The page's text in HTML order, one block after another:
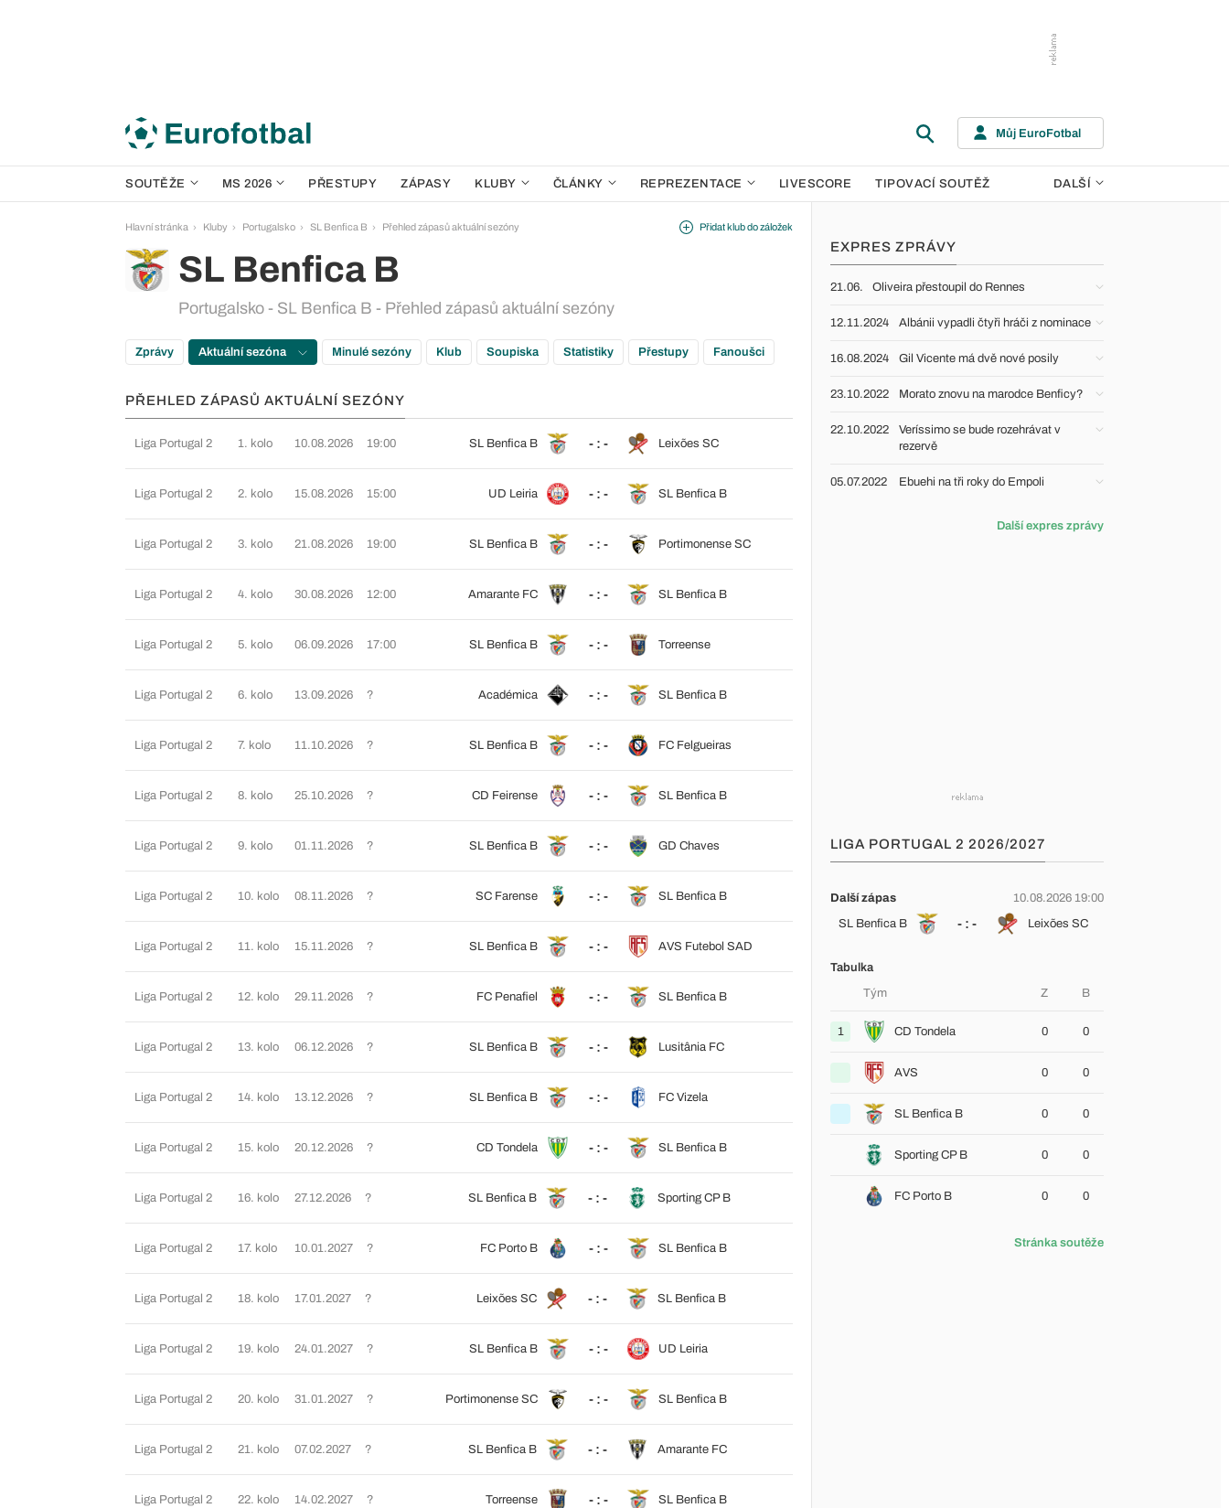
Můj EuroFotbal
SOUTĚŽE MS 2026 PŘESTUPY ZÁPASY KLUBY ČLÁNKY REPREZENTACE LIVESCORE TIPOVACÍ SOUTĚŽ DALŠÍ
Hlavní stránka Kluby Portugalsko SL Benfica B Přehled zápasů aktuální sezóny
SL Benfica B
Portugalsko - SL Benfica B - Přehled zápasů aktuální sezóny
Přidat klub do záložek
Zprávy Aktuální sezóna Minulé sezóny Klub Soupiska Statistiky Přestupy Fanoušci
PŘEHLED ZÁPASŮ AKTUÁLNÍ SEZÓNY
Liga Portugal 2 1. kolo 10.08.2026 19:00 SL Benfica B - : - Leixões SC
Liga Portugal 2 2. kolo 15.08.2026 15:00 UD Leiria - : - SL Benfica B
Liga Portugal 2 3. kolo 21.08.2026 19:00 SL Benfica B - : - Portimonense SC
Liga Portugal 2 4. kolo 30.08.2026 12:00 Amarante FC - : - SL Benfica B
Liga Portugal 2 5. kolo 06.09.2026 17:00 SL Benfica B - : - Torreense
Liga Portugal 2 6. kolo 13.09.2026 ? Académica - : - SL Benfica B
Liga Portugal 2 7. kolo 11.10.2026 ? SL Benfica B - : - FC Felgueiras
Liga Portugal 2 8. kolo 25.10.2026 ? CD Feirense - : - SL Benfica B
Liga Portugal 2 9. kolo 01.11.2026 ? SL Benfica B - : - GD Chaves
Liga Portugal 2 10. kolo 08.11.2026 ? SC Farense - : - SL Benfica B
Liga Portugal 2 11. kolo 15.11.2026 ? SL Benfica B - : - AVS Futebol SAD
Liga Portugal 2 12. kolo 29.11.2026 ? FC Penafiel - : - SL Benfica B
Liga Portugal 2 13. kolo 06.12.2026 ? SL Benfica B - : - Lusitânia FC
Liga Portugal 2 14. kolo 13.12.2026 ? SL Benfica B - : - FC Vizela
Liga Portugal 2 15. kolo 20.12.2026 ? CD Tondela - : - SL Benfica B
Liga Portugal 2 16. kolo 27.12.2026 ? SL Benfica B - : - Sporting CP B
Liga Portugal 2 17. kolo 10.01.2027 ? FC Porto B - : - SL Benfica B
Liga Portugal 2 18. kolo 17.01.2027 ? Leixões SC - : - SL Benfica B
Liga Portugal 2 19. kolo 24.01.2027 ? SL Benfica B - : - UD Leiria
Liga Portugal 2 20. kolo 31.01.2027 ? Portimonense SC - : - SL Benfica B
Liga Portugal 2 21. kolo 07.02.2027 ? SL Benfica B - : - Amarante FC
Liga Portugal 2 22. kolo 14.02.2027 ? Torreense - : - SL Benfica B
EXPRES ZPRÁVY
21.06. Oliveira přestoupil do Rennes
12.11.2024 Albánii vypadli čtyři hráči z nominace
16.08.2024 Gil Vicente má dvě nové posily
23.10.2022 Morato znovu na marodce Benficy?
22.10.2022
Veríssimo se bude rozehrávat v
rezervě
05.07.2022 Ebuehi na tři roky do Empoli
Další expres zprávy
LIGA PORTUGAL 2 2026/2027
Další zápas
10.08.2026 19:00
SL Benfica B
- : - Leixões SC
Tabulka
Tým
Z B
1 CD Tondela 0 0
AVS 0 0
SL Benfica B 0 0
Sporting CP B 0 0
FC Porto B 0 0
Stránka soutěže